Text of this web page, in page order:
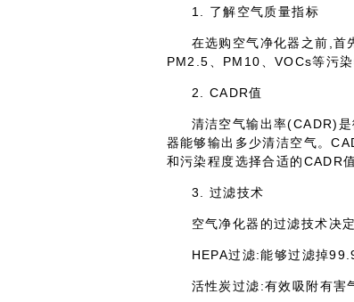
1. 了解空气质量指标
在选购空气净化器之前,首
PM2.5、PM10、VOCs等污
2. CADR值
清洁空气输出率(CADR)
器能够输出多少清洁空气。
和污染程度选择合适的CADR值
3. 过滤技术
空气净化器的过滤技术决
HEPA过滤:能够过滤掉
活性炭过滤:有效吸附有害